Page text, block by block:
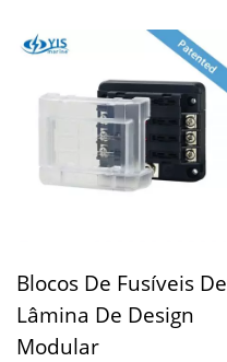
Blocos De Fusíveis De
Lâmina De Design
Modular